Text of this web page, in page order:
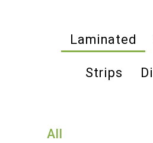
Laminated
Strips
All